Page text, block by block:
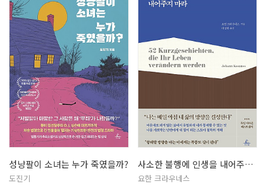
성냥팔이 소녀는 누가 죽였을까?
도진기
사소한 불행에 인생을 내어주지 마라
요한 크라우네스